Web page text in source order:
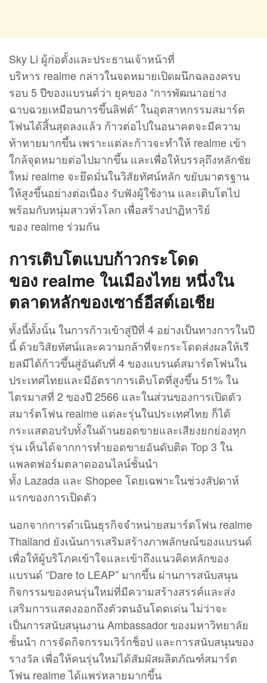
Sky Li ผู้ก่อตั้งและประธานเจ้าหน้าที่
บริหาร realme กล่าวในจดหมายเปิดผนึกฉลองครบ
รอบ 5 ปีของแบรนด์ว่า ยุคของ “การพัฒนาอย่าง
ฉาบฉวยเหมือนการขึ้นลิฟต์” ในอุตสาหกรรมสมาร์ต
โฟนได้สิ้นสุดลงแล้ว ก้าวต่อไปในอนาคตจะมีความ
ท้าทายมากขึ้น เพราะแต่ละก้าวจะทำให้ realme เข้า
ใกล้จุดหมายต่อไปมากขึ้น และเพื่อให้บรรลุถึงหลักชัย
ใหม่ realme จะยึดมั่นในวิสัยทัศน์หลัก ขยับมาตรฐาน
ให้สูงขึ้นอย่างต่อเนื่อง รับฟังผู้ใช้งาน และเติบโตไป
พร้อมกับหนุ่มสาวทั่วโลก เพื่อสร้างปาฏิหาริย์
ของ realme ร่วมกัน
การเติบโตแบบก้าวกระโดด
ของ realme ในเมืองไทย หนึ่งใน
ตลาดหลักของเซาธ์อีสต์เอเชีย
ทั้งนี้ทั้งนั้น ในการก้าวเข้าสู่ปีที่ 4 อย่างเป็นทางการในปี
นี้ ด้วยวิสัยทัศน์และความกล้าที่จะกระโดดส่งผลให้เรี
ยลมีได้ก้าวขึ้นสู่อันดับที่ 4 ของแบรนด์สมาร์ตโฟนใน
ประเทศไทยและมีอัตราการเติบโตที่สูงขึ้น 51% ใน
ไตรมาสที่ 2 ของปี 2566 และในส่วนของการเปิดตัว
สมาร์ตโฟน realme แต่ละรุ่นในประเทศไทย ก็ได้
กระแสตอบรับทั้งในด้านยอดขายและเสียงยกย่องทุก
รุ่น เห็นได้จากการทำยอดขายอันดับติด Top 3 ใน
แพลตฟอร์มตลาดออนไลน์ชั้นนำ
ทั้ง Lazada และ Shopee โดยเฉพาะในช่วงสัปดาห์
แรกของการเปิดตัว
นอกจากการดำเนินธุรกิจจำหน่ายสมาร์ตโฟน realme
Thailand ยังเน้นการเสริมสร้างภาพลักษณ์ของแบรนด์
เพื่อให้ผู้บริโภคเข้าใจและเข้าถึงแนวคิดหลักของ
แบรนด์ “Dare to LEAP” มากขึ้น ผ่านการสนับสนุน
กิจกรรมของคนรุ่นใหม่ที่มีความสร้างสรรค์และส่ง
เสริมการแสดงออกถึงตัวตนอันโดดเด่น ไม่ว่าจะ
เป็นการสนับสนุนงาน Ambassador ของมหาวิทยาลัย
ชั้นนำ การจัดกิจกรรมเวิร์กช็อป และการสนับสนุนของ
รางวัล เพื่อให้คนรุ่นใหม่ได้สัมผัสผลิตภัณฑ์สมาร์ต
โฟน realme ได้แพร่หลายมากขึ้น